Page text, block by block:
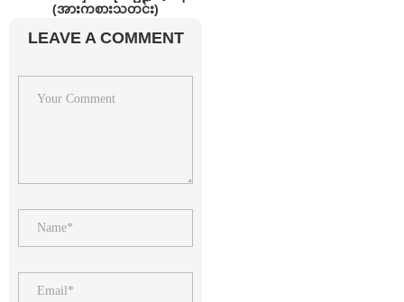
(အားကစားသတင်း)
LEAVE A COMMENT